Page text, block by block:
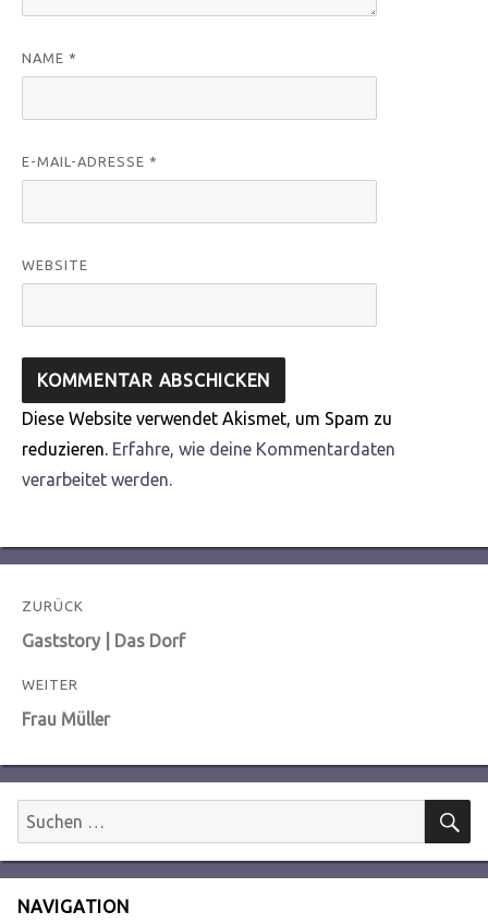
NAME *
E-MAIL-ADRESSE *
WEBSITE
Diese Website verwendet Akismet, um Spam zu
reduzieren. Erfahre, wie deine Kommentardaten
verarbeitet werden.
Beitragsnavigation
ZURÜCK
Vorheriger
Gaststory | Das Dorf
WEITER
Nächster
Frau Müller
Suchen
nach:
NAVIGATION